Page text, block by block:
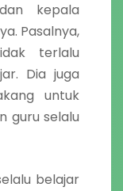
kepala
Pasalnya,
terlalu
Dia juga
untuk
guru selalu
belajar